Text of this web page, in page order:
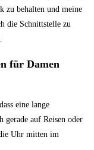
behalten und meine
⁣die ​Schnittstelle zu⁣
für Damen
eine lange
gerade auf Reisen oder
Uhr ⁤mitten im